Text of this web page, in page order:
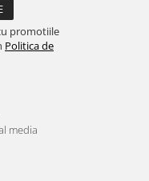
promotiile
Politica de
media